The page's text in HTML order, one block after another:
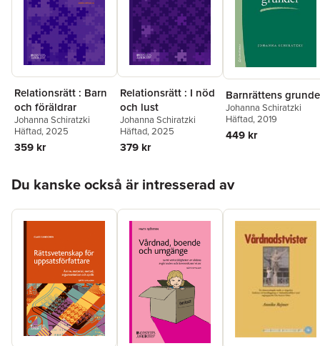
Relationsrätt : Barn
och föräldrar
Johanna Schiratzki
Häftad, 2025
359 kr
Relationsrätt : I nöd
och lust
Johanna Schiratzki
Häftad, 2025
379 kr
Barnrättens
Johanna Schiratzki
Häftad, 2019
449 kr
Du kanske också är intresserad av